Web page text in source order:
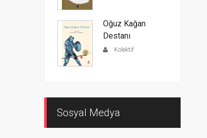
Oğuz Kağan
Destanı
Kolektif
Sosyal Medya